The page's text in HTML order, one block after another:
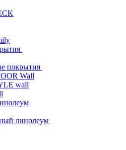
покрытия
Wall
wall
линолеум